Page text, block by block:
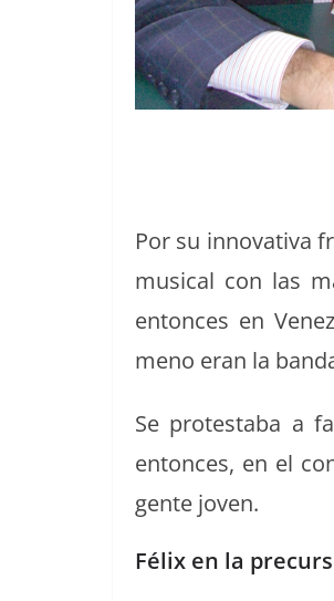
Por su inno­v­a­ti­va
musi­cal con las
entonces en
meno eran la
Se protesta­ba a
entonces, en el
gente joven.
Félix en la